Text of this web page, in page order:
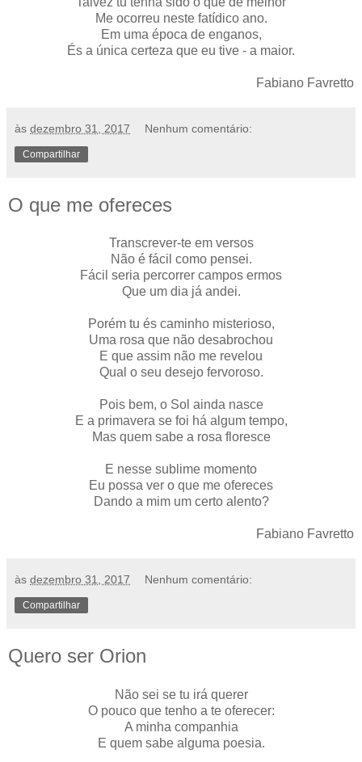
Me ocorreu neste fatídico ano.
Em uma época de enganos,
És a única certeza que eu tive - a maior.
Fabiano Favretto
às dezembro 31, 2017 Nenhum comentário:
Compartilhar
O que me ofereces
Transcrever-te em versos
Não é fácil como pensei.
Fácil seria percorrer campos ermos
Que um dia já andei.
Porém tu és caminho misterioso,
Uma rosa que não desabrochou
E que assim não me revelou
Qual o seu desejo fervoroso.
Pois bem, o Sol ainda nasce
E a primavera se foi há algum tempo,
Mas quem sabe a rosa floresce
E nesse sublime momento
Eu possa ver o que me ofereces
Dando a mim um certo alento?
Fabiano Favretto
às dezembro 31, 2017 Nenhum comentário:
Compartilhar
Quero ser Orion
Não sei se tu irá querer
O pouco que tenho a te oferecer:
A minha companhia
E quem sabe alguma poesia.